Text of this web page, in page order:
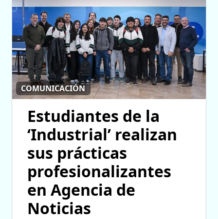
COMUNICACIÓN
Estudiantes de la
‘Industrial’ realizan
sus prácticas
profesionalizantes
en Agencia de
Noticias